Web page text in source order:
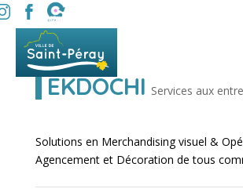
EKDOCHI Services aux
Solutions en Merchandising visuel &
Agencement et Décoration de tous